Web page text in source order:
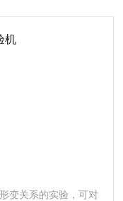
变关系的实验，可对